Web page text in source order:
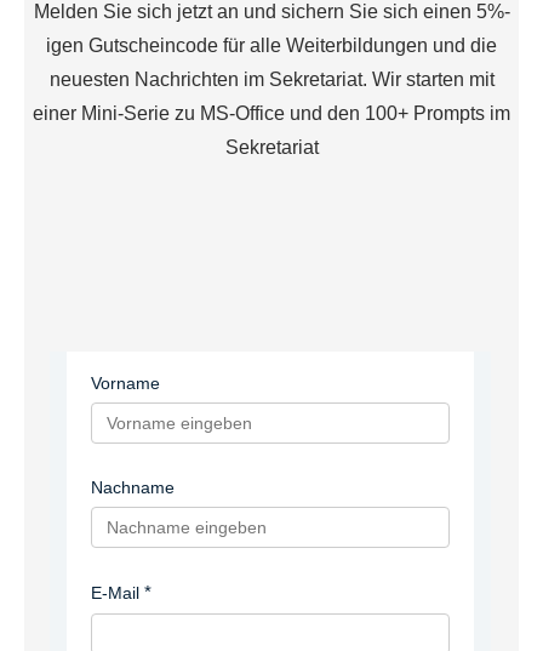
Melden Sie sich jetzt an und sichern Sie sich einen 5%-
igen Gutscheincode für alle Weiterbildungen und die
neuesten Nachrichten im Sekretariat. Wir starten mit
einer Mini-Serie zu MS-Office und den 100+ Prompts im
Sekretariat
Vorname
Nachname
E-Mail